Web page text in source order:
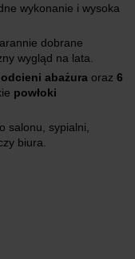
wykonanie i wysoka
dobrane
wygląd na lata.
abażura oraz 6
powłoki
salonu, sypialni,
biura.